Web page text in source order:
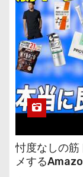
忖度なしの
メする